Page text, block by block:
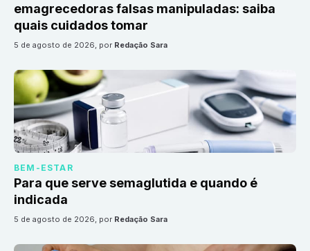
emagrecedoras falsas manipuladas: saiba
quais cuidados tomar
5 de agosto de 2026, por Redação Sara
BEM-ESTAR
Para que serve semaglutida e quando é
indicada
5 de agosto de 2026, por Redação Sara